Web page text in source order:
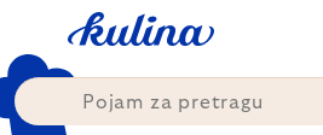
content